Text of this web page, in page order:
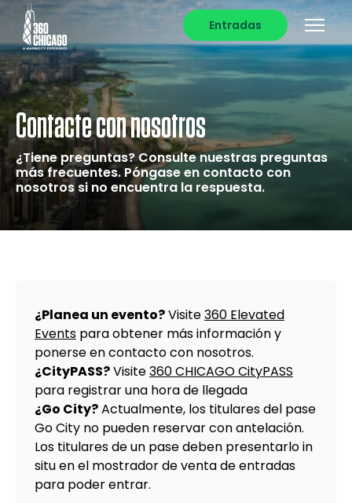
Entradas
Contacte con nosotros
¿Tiene preguntas? Consulte nuestras preguntas
más frecuentes. Póngase en contacto con
nosotros si no encuentra la respuesta.
¿Planea un evento?Visite360 Elevated
Events para obtener más información y
ponerse en contacto con nosotros.
¿CityPASS?Visite360 CHICAGO CityPASS
para registrar una hora de llegada
¿Go City?Actualmente, los titulares del pase
Go City no pueden reservar con antelación.
Los titulares de un pase deben presentarlo in
situ en el mostrador de venta de entradas
para poder entrar.